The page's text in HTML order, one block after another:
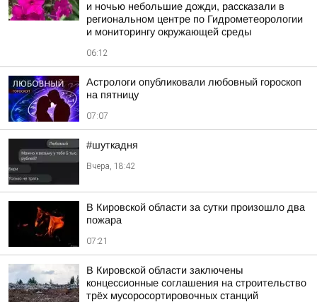
и ночью небольшие дожди, рассказали в
региональном центре по Гидрометеорологии
и мониторингу окружающей среды
06:12
Астрологи опубликовали любовный гороскоп
на пятницу
07:07
#шуткадня
Вчера, 18:42
В Кировской области за сутки произошло два
пожара
07:21
В Кировской области заключены
концессионные соглашения на строительство
трёх мусоросортировочных станций